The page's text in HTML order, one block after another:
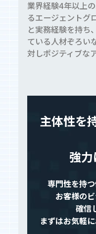
業界経験4年以上
るエージェントグ
と実務経験を持ち
ている人材ぞろい
対しポジティブな
主体性を
強力
専門性を持つ
お客様の
確信
まずはお気軽